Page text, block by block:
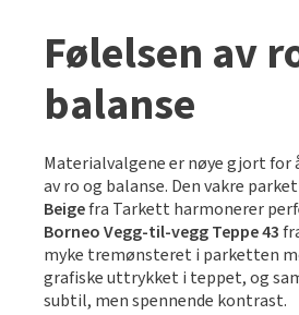
Følelsen av
balanse
Materialvalgene er nøye gjort for
av ro og balanse. Den vakre
Beigefra Tarkett harmonerer
Borneo Vegg-til-vegg Teppe 43
myke tremønsteret i parketten
grafiske uttrykket i teppet, og
subtil, men spennende kontrast.